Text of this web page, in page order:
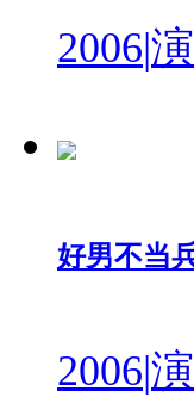
2006|
好男不当
2006|